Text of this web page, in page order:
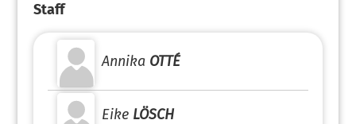
Staff
Annika OTTÉ
Eike LÖSCH